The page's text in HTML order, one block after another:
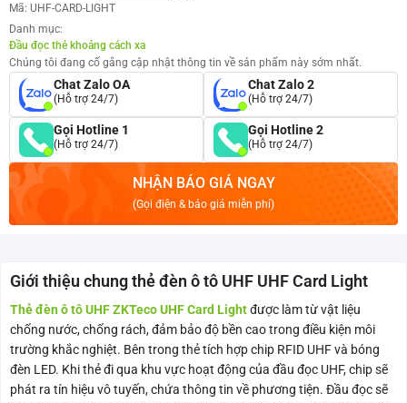
Mã: UHF-CARD-LIGHT
Danh mục:
Đầu đọc thẻ khoảng cách xa
Chúng tôi đang cố gắng cập nhật thông tin về sản phẩm này sớm nhất.
Chat Zalo OA
(Hỗ trợ 24/7)
Chat Zalo 2
(Hỗ trợ 24/7)
Gọi Hotline 1
(Hỗ trợ 24/7)
Gọi Hotline 2
(Hỗ trợ 24/7)
NHẬN BÁO GIÁ NGAY
(Gọi điện & báo giá miễn phí)
Giới thiệu chung thẻ đèn ô tô UHF UHF Card Light
Thẻ đèn ô tô UHF ZKTeco UHF Card Lightđược làm từ vật liệu
chống nước, chống rách, đảm bảo độ bền cao trong điều kiện môi
trường khắc nghiệt. Bên trong thẻ tích hợp chip RFID UHF và bóng
đèn LED. Khi thẻ đi qua khu vực hoạt động của đầu đọc UHF, chip sẽ
phát ra tín hiệu vô tuyến, chứa thông tin về phương tiện. Đầu đọc sẽ